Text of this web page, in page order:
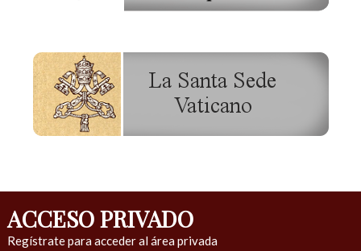
ACCESO PRIVADO
Regístrate para acceder al área privada